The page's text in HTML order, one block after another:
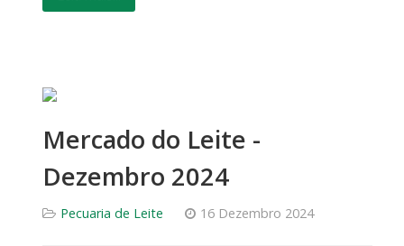
Mercado do Leite -
Dezembro 2024
Pecuaria de Leite 16 Dezembro 2024